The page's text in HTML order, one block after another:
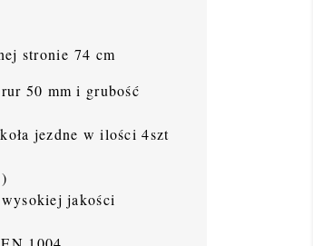
stronie 74 cm
50 mm i grubość
jezdne w ilości 4szt
jakości